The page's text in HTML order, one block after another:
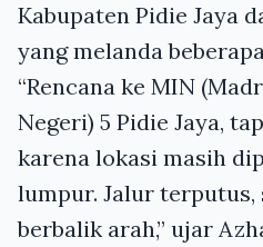
Kabupaten Pidie Jaya
yang melanda
“Rencana ke MIN
Negeri) 5 Pidie Jaya,
karena lokasi masih
lumpur. Jalur terputus,
berbalik arah,” ujar